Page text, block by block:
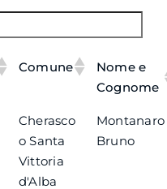
Comune
Nome e
Cognome
Cherasco
o Santa
Vittoria
d'Alba
Montanaro
Bruno